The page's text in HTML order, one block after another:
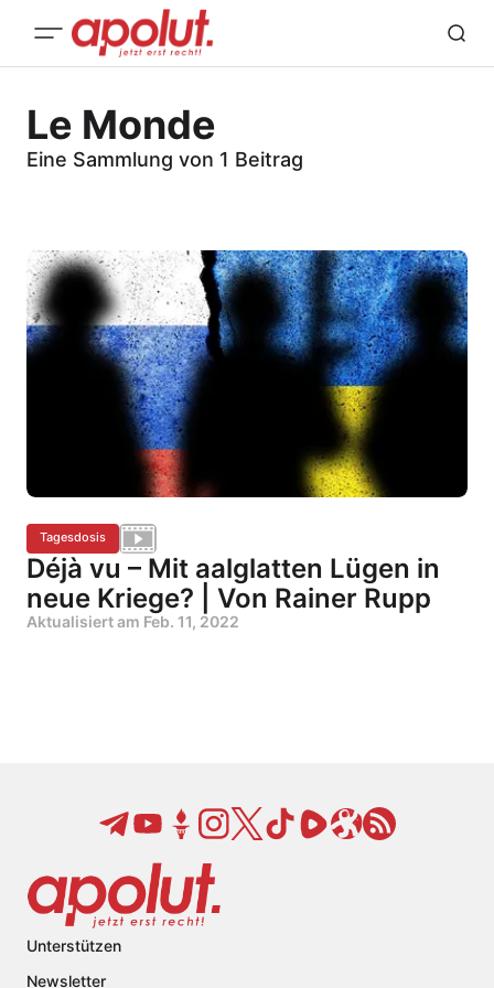
Le Monde
Eine Sammlung von 1 Beitrag
Tagesdosis
Déjà vu – Mit aalglatten Lügen in
neue Kriege? | Von Rainer Rupp
Aktualisiert am Feb. 11, 2022
Unterstützen
Newsletter